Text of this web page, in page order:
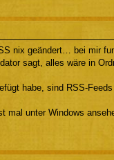
nix geändert… bei mir
sagt, alles wäre in
habe, sind RSS-Feeds
mal unter Windows